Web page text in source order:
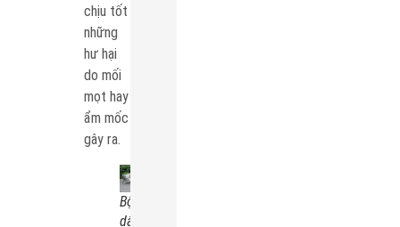
chịu tốt
những
hư hại
do mối
mọt hay
ẩm mốc
gây ra.
Bộ sofa
dây dù